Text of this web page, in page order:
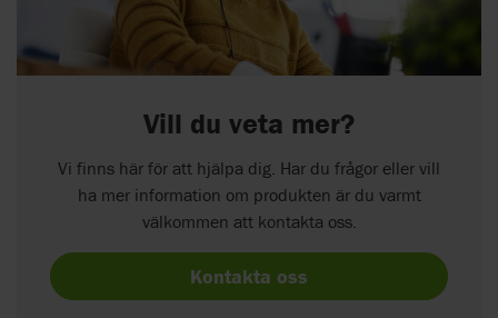
Vill du veta mer?
Vi finns här för att hjälpa dig. Har du frågor eller vill
ha mer information om produkten är du varmt
välkommen att kontakta oss.
Kontakta oss